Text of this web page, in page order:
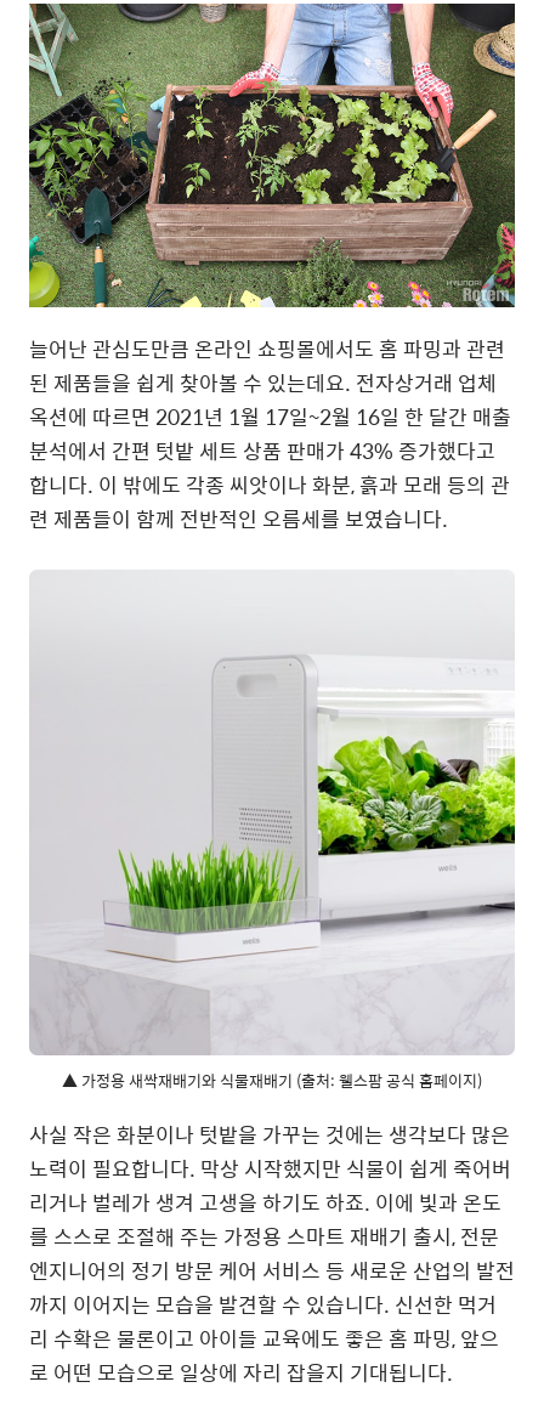
늘어난 관심도만큼 온라인 쇼핑몰에서도 홈 파밍과 관련
된 제품들을 쉽게 찾아볼 수 있는데요. 전자상거래 업체
옥션에 따르면 2021년 1월 17일~2월 16일 한 달간 매출
분석에서 간편 텃밭 세트 상품 판매가 43% 증가했다고
합니다. 이 밖에도 각종 씨앗이나 화분, 흙과 모래 등의 관
련 제품들이 함께 전반적인 오름세를 보였습니다.
▲ 가정용 새싹재배기와 식물재배기 (출처: 웰스팜 공식 홈페이지)
사실 작은 화분이나 텃밭을 가꾸는 것에는 생각보다 많은
노력이 필요합니다. 막상 시작했지만 식물이 쉽게 죽어버
리거나 벌레가 생겨 고생을 하기도 하죠. 이에 빛과 온도
를 스스로 조절해 주는 가정용 스마트 재배기 출시, 전문
엔지니어의 정기 방문 케어 서비스 등 새로운 산업의 발전
까지 이어지는 모습을 발견할 수 있습니다. 신선한 먹거
리 수확은 물론이고 아이들 교육에도 좋은 홈 파밍, 앞으
로 어떤 모습으로 일상에 자리 잡을지 기대됩니다.